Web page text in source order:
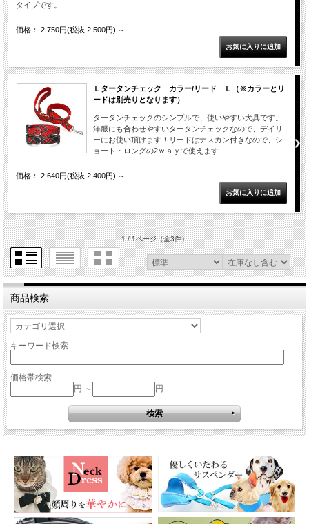
タイプです。
価格： 2,750円(税抜 2,500円) ～
Ｌタータンチェック カラー/リード Ｌ（※カラーとリ
ードは別売りとなります）
タータンチェックのシンプルで、使いやすい犬具です。
洋服にも合わせやすいタータンチェックなので、デイリ
ーにお使い頂けます！リードはナスカン付きなので、シ
ョート・ロングの2ｗａｙで使えます
価格： 2,640円(税抜 2,400円) ～
1 / 1ページ（全3件）
商品検索
キーワード検索
価格帯検索
円 ～
円